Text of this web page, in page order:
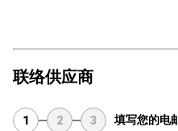
联络供应商
1 2 3 填写您的电